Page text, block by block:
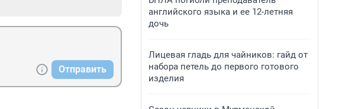
Отправить
английского языка и ее 12-летняя
дочь
Лицевая гладь для чайников: гайд от
набора петель до первого готового
изделия